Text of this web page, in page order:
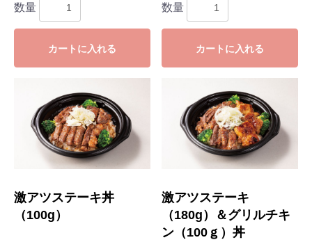
数量
カートに入れる
数量
カートに入れる
激アツステーキ丼
（100g）
激アツステーキ
（180g）＆グリルチキ
ン（100ｇ）丼